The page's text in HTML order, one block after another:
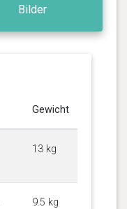
Bilder
Gewicht
13 kg
9.5 kg